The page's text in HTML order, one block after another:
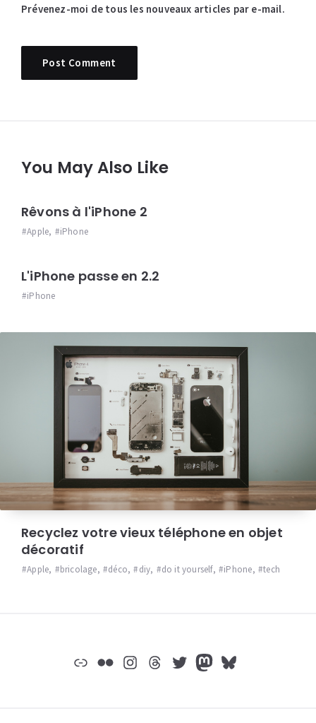
Prévenez-moi de tous les nouveaux articles par e-mail.
You May Also Like
Rêvons à l'iPhone 2
Apple, iPhone
L'iPhone passe en 2.2
iPhone
Recyclez votre vieux téléphone en objet
décoratif
Apple, bricolage, déco, diy, do it yourself, iPhone, tech
LienFlickrInstagram
Threads
Twitter
Mastodon
Bluesky